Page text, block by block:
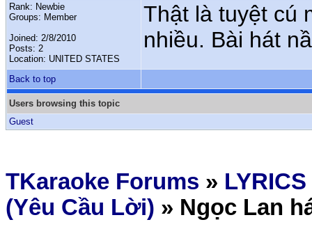
Rank: Newbie
Groups: Member
Joined: 2/8/2010
Posts: 2
Location: UNITED STATES
Thật là tuyệt cú
nhiều. Bài hát
Back to top
Users browsing this topic
Guest
TKaraoke Forums »
(Yêu Cầu Lời) » Ngọc Lan